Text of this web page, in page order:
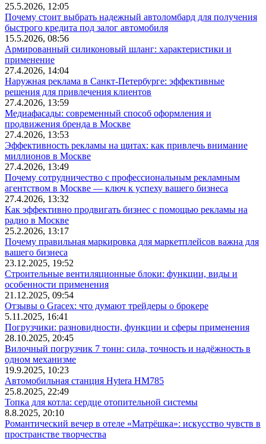
25.5.2026, 12:05
Почему стоит выбрать надежный автоломбард для получения
быстрого кредита под залог автомобиля
15.5.2026, 08:56
Армированный силиконовый шланг: характеристики и
применение
27.4.2026, 14:04
Наружная реклама в Санкт-Петербурге: эффективные
решения для привлечения клиентов
27.4.2026, 13:59
Медиафасады: современный способ оформления и
продвижения бренда в Москве
27.4.2026, 13:53
Эффективность рекламы на щитах: как привлечь внимание
миллионов в Москве
27.4.2026, 13:49
Почему сотрудничество с профессиональным рекламным
агентством в Москве — ключ к успеху вашего бизнеса
27.4.2026, 13:32
Как эффективно продвигать бизнес с помощью рекламы на
радио в Москве
25.2.2026, 13:17
Почему правильная маркировка для маркетплейсов важна для
вашего бизнеса
23.12.2025, 19:52
Строительные вентиляционные блоки: функции, виды и
особенности применения
21.12.2025, 09:54
Отзывы о Gracex: что думают трейдеры о брокере
5.11.2025, 16:41
Погрузчики: разновидности, функции и сферы применения
28.10.2025, 20:45
Вилочный погрузчик 7 тонн: сила, точность и надёжность в
одном механизме
19.9.2025, 10:23
Автомобильная станция Hytera HM785
25.8.2025, 22:49
Топка для котла: сердце отопительной системы
8.8.2025, 20:10
Романтический вечер в отеле «Матрёшка»: искусство чувств в
пространстве творчества